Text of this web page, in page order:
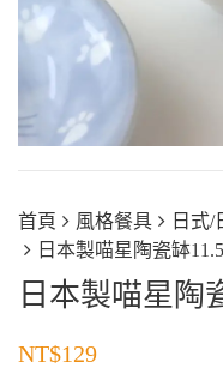
首頁 風格餐具 日式/
日本製喵星陶瓷缽
日本製喵星陶
NT$129